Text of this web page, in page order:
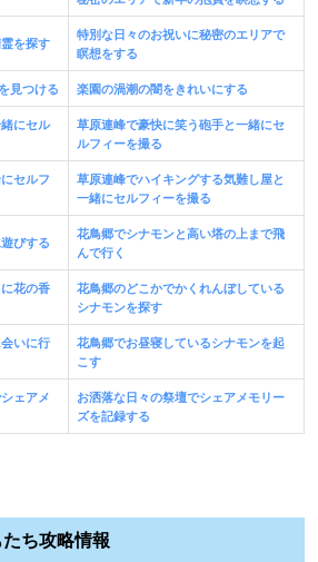
を探す
特別な日々のお祝いに秘密のエリアで
瞑想をする
見つける 楽園の渦潮の闇をきれいにする
にセル
草原連峰で豪快に笑う砲手と一緒にセ
ルフィーを撮る
セルフ
草原連峰でハイキングする気難し屋と
一緒にセルフィーを撮る
びする
花鳥郷でシナモンと高い塔の上まで飛
んで行く
花の香
花鳥郷のどこかでかくれんぼしている
シナモンを探す
いに行
花鳥郷でお昼寝しているシナモンを起
こす
ェアメ
お洒落な日々の祭壇でシェアメモリー
ズを記録する
ち攻略情報